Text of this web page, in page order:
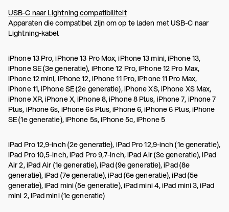
USB-C naar Lightning compatibiliteit
Apparaten die compatibel zijn om op te laden met USB-C naar
Lightning-kabel
iPhone 13 Pro, iPhone 13 Pro Mox, iPhone 13 mini, iPhone 13,
iPhone SE (3e generatie), iPhone 12 Pro, iPhone 12 Pro Max,
iPhone 12 mini, iPhone 12, iPhone 11 Pro, iPhone 11 Pro Max,
iPhone 11, iPhone SE (2e generatie), iPhone XS, iPhone XS Max,
iPhone XR, iPhone X, iPhone 8, iPhone 8 Plus, iPhone 7, iPhone 7
Plus, iPhone 6s, iPhone 6s Plus, iPhone 6, iPhone 6 Plus, iPhone
SE (1e generatie), iPhone 5s, iPhone 5c, iPhone 5
iPad Pro 12,9-inch (2e generatie), iPad Pro 12,9-inch (1e generatie),
iPad Pro 10,5-inch, iPad Pro 9,7-inch, iPad Air (3e generatie), iPad
Air 2, iPad Air (1e generatie), iPad (9e generatie), iPad (8e
generatie), iPad (7e generatie), iPad (6e generatie), iPad (5e
generatie), iPad mini (5e generatie), iPad mini 4, iPad mini 3, iPad
mini 2, iPad mini (1e generatie)